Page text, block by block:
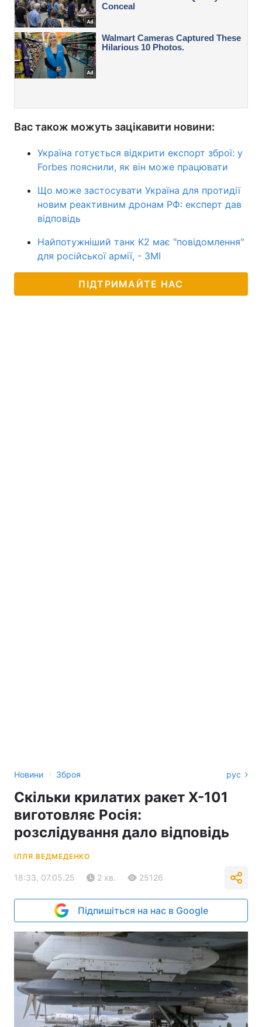
Вас також можуть зацікавити новини:
Україна готується відкрити експорт зброї: у
Forbes пояснили, як він може працювати
Що може застосувати Україна для протидії
новим реактивним дронам РФ: експерт дав
відповідь
Найпотужніший танк K2 має "повідомлення"
для російської армії, - ЗМІ
ПІДТРИМАЙТЕ НАС
Новини › Зброя рус
Скільки крилатих ракет Х-101
виготовляє Росія:
розслідування дало відповідь
ІЛЛЯ ВЕДМЕДЕНКО
18:33, 07.05.25 2 хв. 25126
Підпишіться на нас в Google